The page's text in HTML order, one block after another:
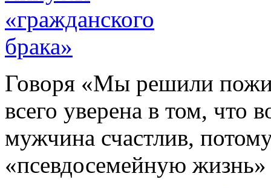
Говоря «Мы решили
всего уверена в том, что
мужчина счастлив,
«псевдосемейную жизнь»